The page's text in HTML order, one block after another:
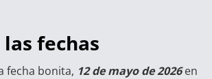
fechas
fecha bonita, 12 de mayo de 2026en